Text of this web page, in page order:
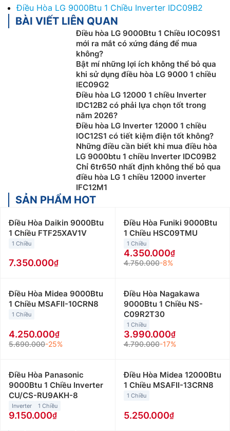
Điều Hòa LG 9000Btu 1 Chiều Inverter IDC09B2
BÀI VIẾT LIÊN QUAN
Điều hòa LG 9000Btu 1 Chiều IOC09S1
mới ra mắt có xứng đáng để mua
không?
Bật mí những lợi ích không thể bỏ qua
khi sử dụng điều hòa LG 9000 1 chiều
IEC09G2
Điều hòa LG 12000 1 chiều Inverter
IDC12B2 có phải lựa chọn tốt trong
năm 2026?
Điều hòa LG Inverter 12000 1 chiều
IOC12S1 có tiết kiệm điện tốt không?
Những điều cần biết khi mua điều hòa
LG 9000btu 1 chiều Inverter IDC09B2
Chỉ 6tr650 nhất định không thể bỏ qua
điều hòa LG 1 chiều 12000 inverter
IFC12M1
SẢN PHẨM HOT
Điều Hòa Daikin 9000Btu
1 Chiều FTF25XAV1V
1 Chiều
7.350.000
Điều Hòa Funiki 9000Btu
1 Chiều HSC09TMU
1 Chiều
4.350.000
4.750.000-8%
Điều Hòa Midea 9000Btu
1 Chiều MSAFII-10CRN8
1 Chiều
4.250.000
5.690.000-25%
Điều Hòa Nagakawa
9000Btu 1 Chiều NS-
C09R2T30
1 Chiều
3.990.000
4.790.000-17%
Điều Hòa Panasonic
9000Btu 1 Chiều Inverter
CU/CS-RU9AKH-8
Inverter 1 Chiều
9.150.000
Điều Hòa Midea 12000Btu
1 Chiều MSAFII-13CRN8
1 Chiều
5.250.000